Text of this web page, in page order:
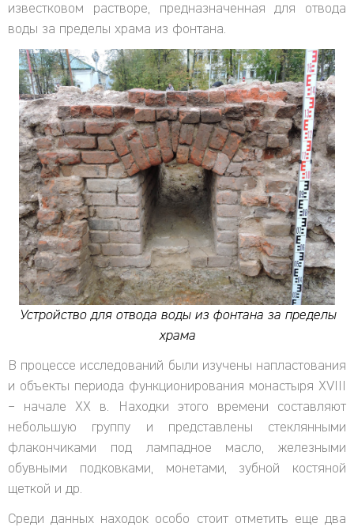
известковом растворе, предназначенная для отвода
воды за пределы храма из фонтана.
Устройство для отвода воды из фонтана за пределы
храма
В процессе исследований были изучены напластования
и объекты периода функционирования монастыря XVIII
– начале XX в. Находки этого времени составляют
небольшую группу и представлены стеклянными
флакончиками под лампадное масло, железными
обувными подковками, монетами, зубной костяной
щеткой и др.
Среди данных находок особо стоит отметить еще два